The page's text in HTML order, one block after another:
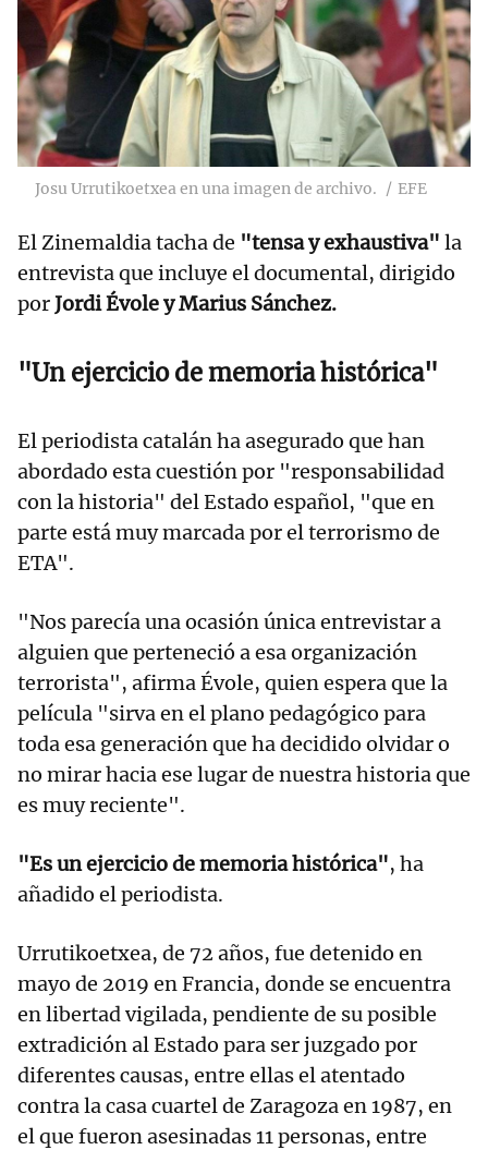
Josu Urrutikoetxea en una imagen de archivo. EFE
El Zinemaldia tacha de "tensa y exhaustiva" la
entrevista que incluye el documental, dirigido
porJordi Évole y Marius Sánchez.
"Un ejercicio de memoria histórica"
El periodista catalán ha asegurado que han
abordado esta cuestión por "responsabilidad
con la historia" del Estado español, "que en
parte está muy marcada por el terrorismo de
ETA".
"Nos parecía una ocasión única entrevistar a
alguien que perteneció a esa organización
terrorista", afirma Évole, quien espera que la
película "sirva en el plano pedagógico para
toda esa generación que ha decidido olvidar o
no mirar hacia ese lugar de nuestra historia que
es muy reciente".
"Es un ejercicio de memoria histórica", ha
añadido el periodista.
Urrutikoetxea, de 72 años, fue detenido en
mayo de 2019 en Francia, donde se encuentra
en libertad vigilada, pendiente de su posible
extradición al Estado para ser juzgado por
diferentes causas, entre ellas el atentado
contra la casa cuartel de Zaragoza en 1987, en
el que fueron asesinadas 11 personas, entre